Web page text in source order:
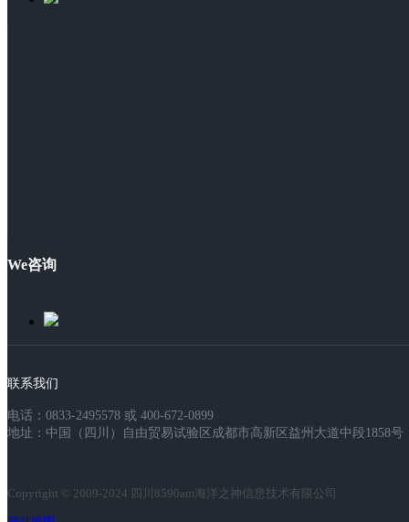
We咨询
联系我们
电话：0833-2495578 或 400-672-0899
地址：中国（四川）自由贸易试验区成都市高新区益州大道中段1858号
Copyright © 2009-2024 四川8590am海洋之神信息技术有限公司